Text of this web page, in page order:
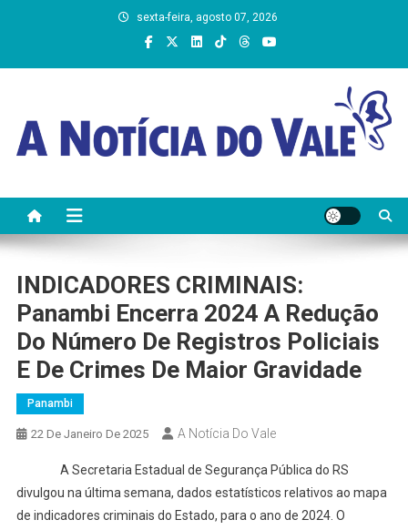
sexta-feira, agosto 07, 2026
INDICADORES CRIMINAIS:
Panambi Encerra 2024 A Redução
Do Número De Registros Policiais
E De Crimes De Maior Gravidade
Panambi
22 De Janeiro De 2025 A Notícia Do Vale
A Secretaria Estadual de Segurança Pública do RS
divulgou na última semana, dados estatísticos relativos ao mapa
de indicadores criminais do Estado, para o ano de 2024. O